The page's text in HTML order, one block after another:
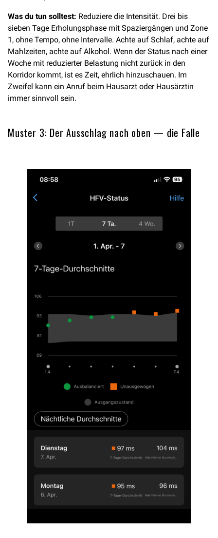
Was du tun solltest: Reduziere die Intensität. Drei bis
sieben Tage Erholungsphase mit Spaziergängen und Zone
1, ohne Tempo, ohne Intervalle. Achte auf Schlaf, achte auf
Mahlzeiten, achte auf Alkohol. Wenn der Status nach einer
Woche mit reduzierter Belastung nicht zurück in den
Korridor kommt, ist es Zeit, ehrlich hinzuschauen. Im
Zweifel kann ein Anruf beim Hausarzt oder Hausärztin
immer sinnvoll sein.
Muster 3: Der Ausschlag nach oben — die Falle